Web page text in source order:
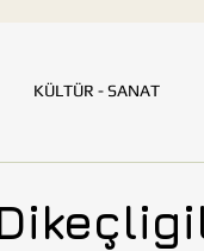
KÜLTÜR - SANAT